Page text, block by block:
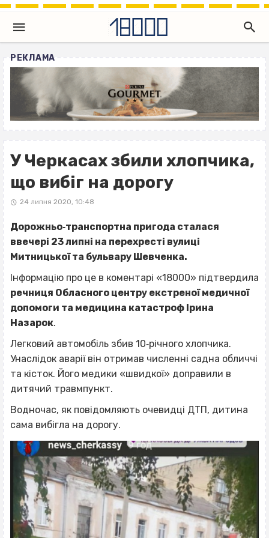
РЕКЛАМА
У Черкасах збили хлопчика,
що вибіг на дорогу
24 липня 2020, 10:48
Дорожньо‐транспортна пригода сталася
ввечері 23 липні на перехресті вулиці
Митницької та бульвару Шевченка.
Інформацію про це в коментарі «18000» підтвердила
речниця Обласного центру екстреної медичної
допомоги та медицина катастроф Ірина
Назарок.
Легковий автомобіль збив 10‐річного хлопчика.
Унаслідок аварії він отримав численні садна обличчі
та кісток. Його медики «швидкої» доправили в
дитячий травмпункт.
Водночас, як повідомляють очевидці ДТП, дитина
сама вибігла на дорогу.